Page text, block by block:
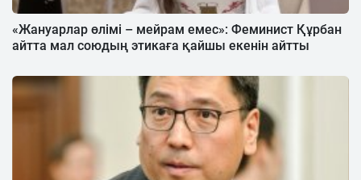
«Жануарлар өлімі – мейрам емес»: Феминист Құрбан
айтта мал союдың этикаға қайшы екенін айтты